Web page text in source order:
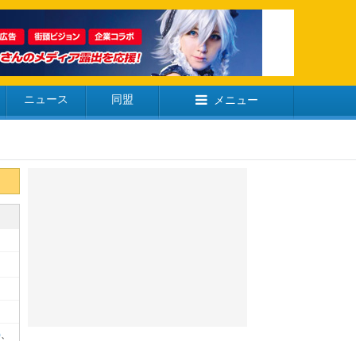
ニュース 同盟 メニュー
、